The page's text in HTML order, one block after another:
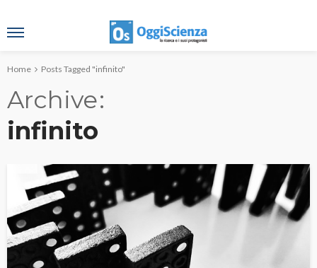
Home Posts Tagged "infinito"
Archive
infinito